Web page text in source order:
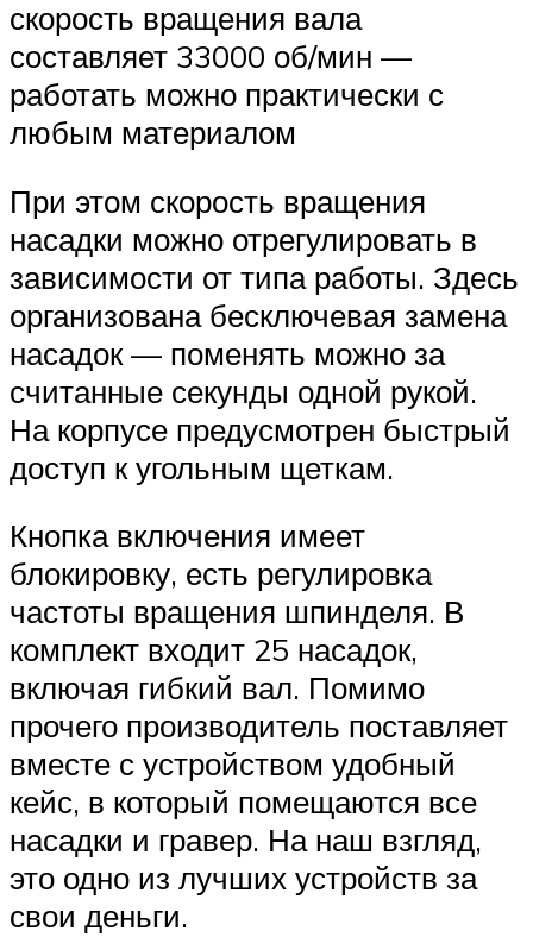
скорость вращения вала
составляет 33000 об/мин —
работать можно практически с
любым материалом
При этом скорость вращения
насадки можно отрегулировать в
зависимости от типа работы. Здесь
организована бесключевая замена
насадок — поменять можно за
считанные секунды одной рукой.
На корпусе предусмотрен быстрый
доступ к угольным щеткам.
Кнопка включения имеет
блокировку, есть регулировка
частоты вращения шпинделя. В
комплект входит 25 насадок,
включая гибкий вал. Помимо
прочего производитель поставляет
вместе с устройством удобный
кейс, в который помещаются все
насадки и гравер. На наш взгляд,
это одно из лучших устройств за
свои деньги.